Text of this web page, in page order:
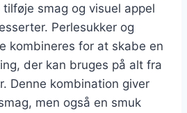
smag og visuel appel
Perlesukker og
kombineres for at skabe en
der kan bruges på alt fra
Denne kombination giver
men også en smuk